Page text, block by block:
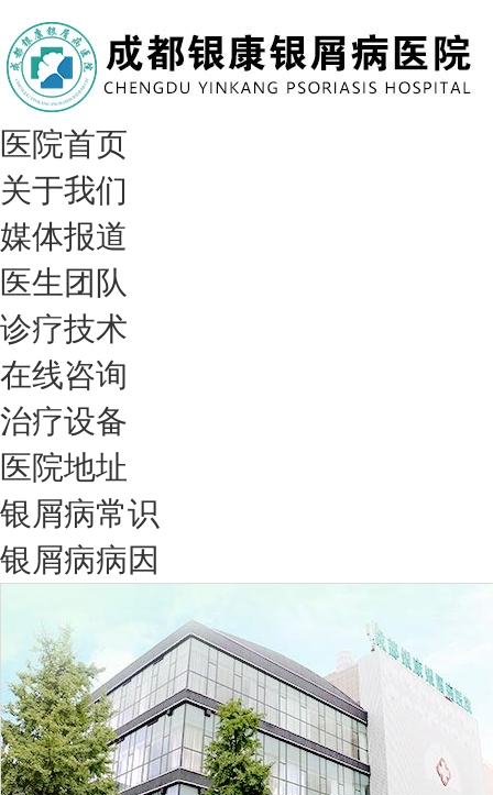
医院首页
关于我们
媒体报道
医生团队
诊疗技术
在线咨询
治疗设备
医院地址
银屑病常识
银屑病病因